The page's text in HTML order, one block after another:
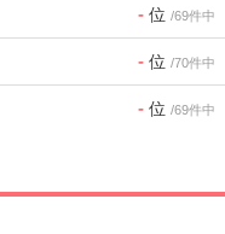
- 位 /69件中
- 位 /70件中
- 位 /69件中